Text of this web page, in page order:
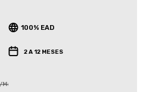
100% EAD
2 A 12 MESES